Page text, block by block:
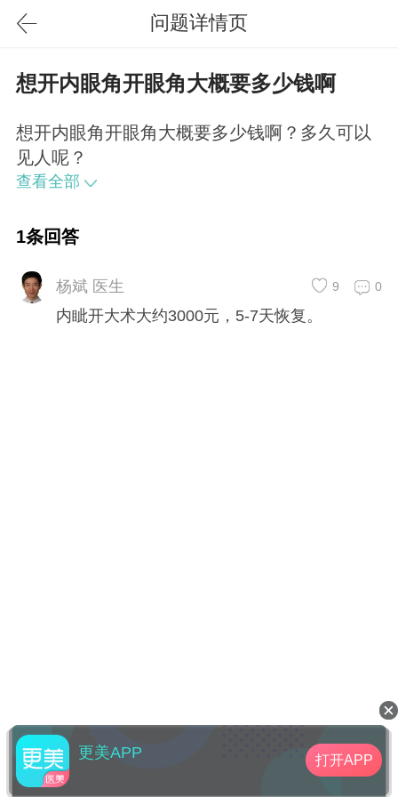
问题详情页
想开内眼角开眼角大概要多少钱啊
想开内眼角开眼角大概要多少钱啊？多久可以
见人呢？
查看全部
1条回答
杨斌 医生 0
9
内眦开大术大约3000元，5-7天恢复。
更美APP 打开APP